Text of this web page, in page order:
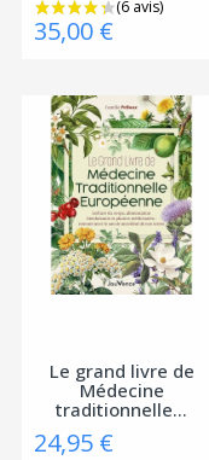
35,00 €
Le grand livre de
Médecine
traditionnelle...
24,95 €